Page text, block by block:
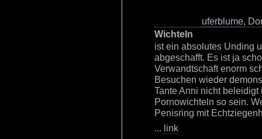
uferblume,
Wichteln
ist ein absolutes Unding
abgeschafft. Es ist ja
Verwandtschaft enorm
Besuchen wieder
Tante Anni nicht
Pornowichteln so sein.
Penisring mit
... link